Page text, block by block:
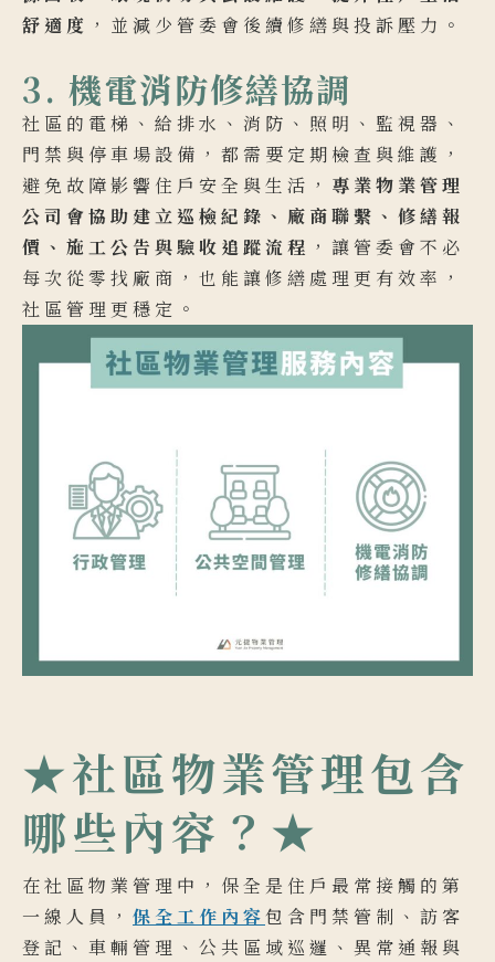
舒適度 ，並減少管委會後續修繕與投訴壓力。
3. 機電消防修繕協調
社區的電梯、給排水、消防、照明、監視器、
門禁與停車場設備，都需要定期檢查與維護，
避免故障影響住戶安全與生活， 專業物業管理
公司會協助建立巡檢紀錄、廠商聯繫、修繕報
價、施工公告與驗收追蹤流程 ，讓管委會不必
每次從零找廠商，也能讓修繕處理更有效率，
社區管理更穩定。
★社區物業管理包含
哪些內容？★
在社區物業管理中，保全是住戶最常接觸的第
一線人員， 保全工作內容包含門禁管制、訪客
登記、車輛管理、公共區域巡邏、異常通報與